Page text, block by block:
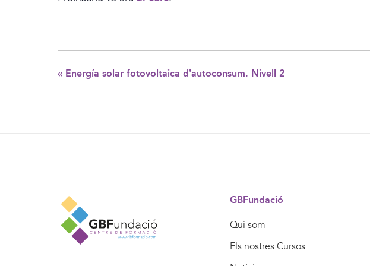
« Energía solar fotovoltaica d’autoconsum. Nivell 2
GBFundació
Qui som
Els nostres Cursos